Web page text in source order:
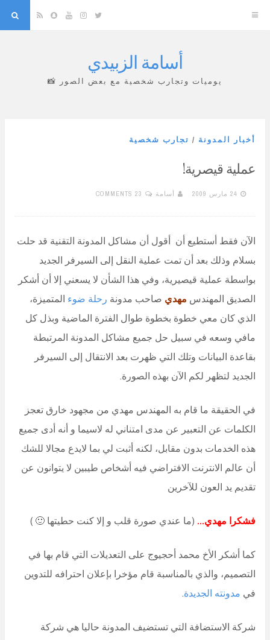
Twitter
Instagram
YouTube
Snapchat
RSS
أسامة الزبيدي
يوميات وتجارب شخصية مع بعض الصور 📸
أخبار المدونة / تجارب شخصية
عملية قيصرية!
24 مارس 2009 أسامة 23 COMMENTS
الآن فقط أستطيع أن أقول أن مشاكل المدونة التقنية قد حلت
بسلام وذلك بعد أن تمت عملية النقل إلى السيرفر الجديد
بواسطة عملية قيصيرية، وفي هذا الشأن لا يسعني إلا أن أشكر
الصديق المهندس مهدي صاحب مدونة رحلة ضوء المتميزة،
الذي كان معي خطوة بخطوة طوال الفترة الماضية وبذل كل
مافي وسعه في سبيل حل جميع مشاكل المدونة المرتبطة
بقاعدة البيانات وتلك التي ظهرت بعد الانتقال إلى السيرفر
الجديد لتظهر لكم الآن بهذه الصورة.
في الحقيقة ما قام به المهندس مهدي من مجهود خارق تعجز
الكلمات عن التعبير عن مدى امتناني له لاسيما و أنه أدى جميع
هذه الخدمات بدون مقابل، لكنه أثبت لي بما لايدع مجالا للشك
أن عالم الانترنت الافتراضي فيه أشخاص طيبين لا يتوانون عن
تقديم يد العون للآخرين
فشكرا مهدي… (ما عندي صورة قلب و إلا كنت حطيتها 🙂 )
كما أشكر الأخ محمد أحجيوج على التعديلات التي قام بها في
التصميم، والذي بالمناسبة قام مؤخرا بإعلان احترافه للتدوين
في مدونته الجديدة.
شركة الاستضافة التي تستضيف المدونة حاليا هي شركة